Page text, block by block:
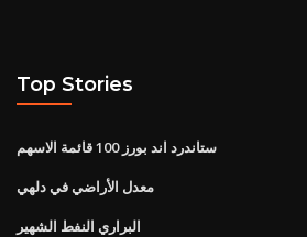
Top Stories
ستاندرد اند بورز 100 قائمة الاسهم
معدل الأراضي في دلهي
البراري النفط الشهير